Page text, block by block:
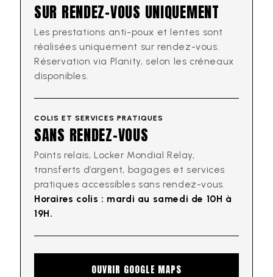
SUR RENDEZ-VOUS UNIQUEMENT
Les prestations anti-poux et lentes sont
réalisées uniquement sur rendez-vous.
Réservation via Planity, selon les créneaux
disponibles.
COLIS ET SERVICES PRATIQUES
SANS RENDEZ-VOUS
Points relais, Locker Mondial Relay,
transferts d’argent, bagages et services
pratiques accessibles sans rendez-vous.
Horaires colis : mardi au samedi de 10H à
19H.
OUVRIR GOOGLE MAPS